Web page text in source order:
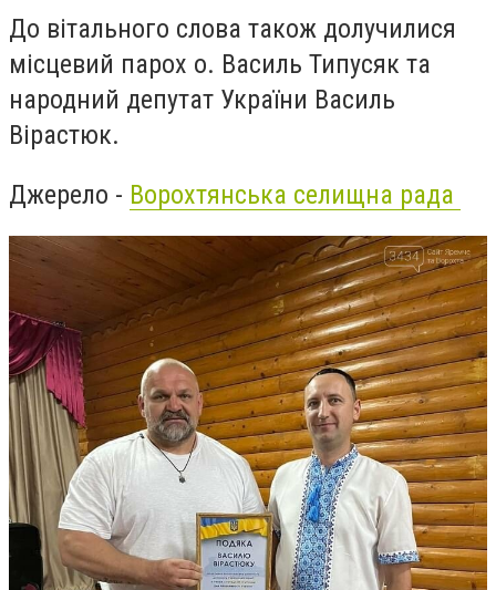
До вітального слова також долучилися
місцевий парох о. Василь Типусяк та
народний депутат України Василь
Вірастюк.
Джерело - Ворохтянська селищна рада